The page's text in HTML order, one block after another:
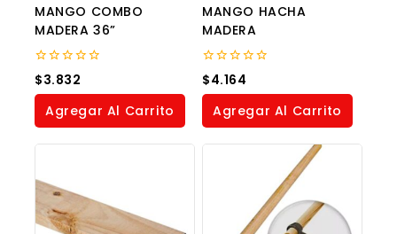
MANGO COMBO
MADERA 36”
0
out
of
$3.832
Agregar Al Carrito
MANGO HACHA
MADERA
0
out
of
$4.164
Agregar Al Carrito